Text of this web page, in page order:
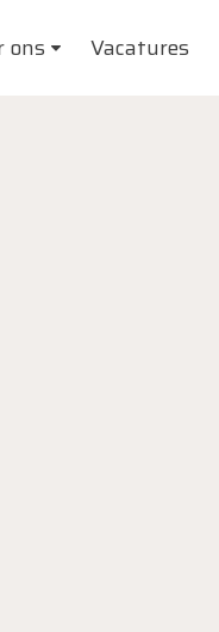
ons Vacatures